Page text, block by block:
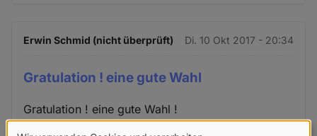
Erwin Schmid (nicht überprüft) Di. 10 Okt 2017 - 20:34
Gratulation ! eine gute Wahl
Gratulation ! eine gute Wahl !